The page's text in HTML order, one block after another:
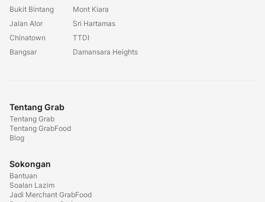
Bukit Bintang
Jalan Alor
Chinatown
Bangsar
Mont Kiara
Sri Hartamas
TTDI
Damansara Heights
Tentang Grab
Tentang Grab
Tentang GrabFood
Blog
Sokongan
Bantuan
Soalan Lazim
Jadi Merchant GrabFood